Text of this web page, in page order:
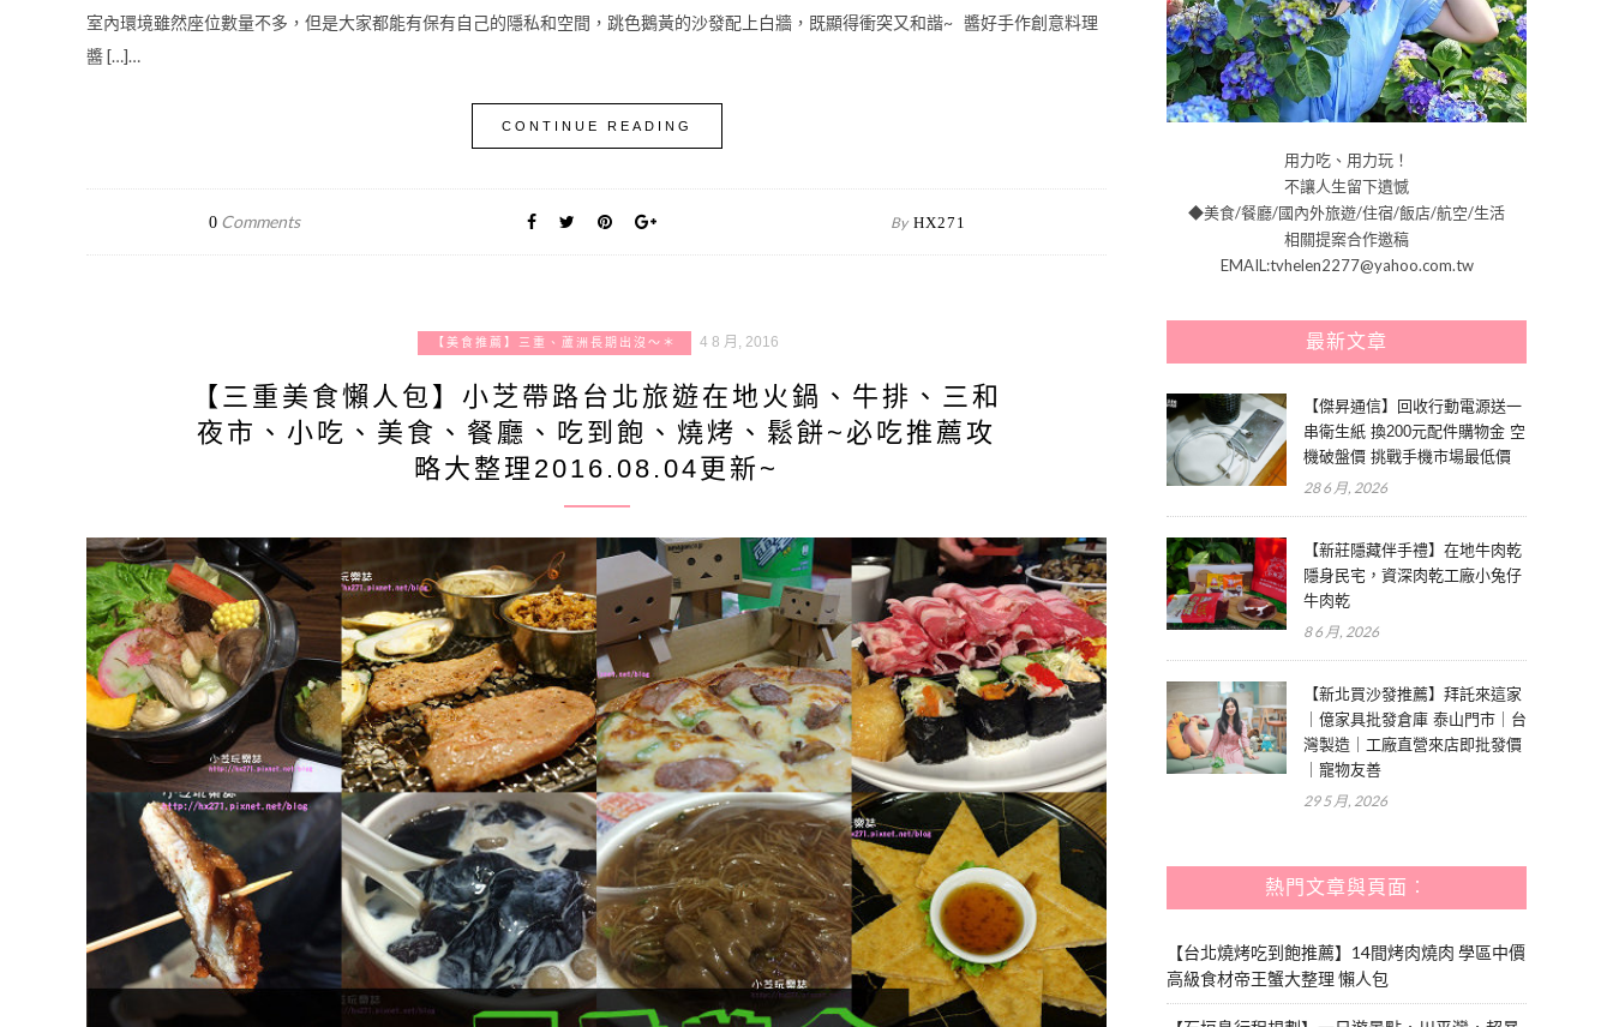
室內環境雖然座位數量不多，但是大家都能有保有自己的隱私和空間，跳色鵝黃的沙發配上白牆，既顯得衝突又和諧~ 醬好手作創意料理
醬 […]…
CONTINUE READING
0 Comments By HX271
【美食推薦】三重、蘆洲長期出沒～＊ 4 8 月, 2016
【三重美食懶人包】小芝帶路台北旅遊在地火鍋、牛排、三和
夜市、小吃、美食、餐廳、吃到飽、燒烤、鬆餅~必吃推薦攻
略大整理2016.08.04更新~
用力吃、用力玩！
不讓人生留下遺憾
◆美食/餐廳/國內外旅遊/住宿/飯店/航空/生活
相關提案合作邀稿
EMAIL:tvhelen2277@yahoo.com.tw
最新文章
【傑昇通信】回收行動電源送一
串衛生紙 換200元配件購物金 空
機破盤價 挑戰手機市場最低價
28 6 月, 2026
【新莊隱藏伴手禮】在地牛肉乾
隱身民宅，資深肉乾工廠小兔仔
牛肉乾
8 6 月, 2026
【新北買沙發推薦】拜託來這家
｜億家具批發倉庫 泰山門市｜台
灣製造｜工廠直營來店即批發價
｜寵物友善
29 5 月, 2026
熱門文章與頁面︰
【台北燒烤吃到飽推薦】14間烤肉燒肉 學區中價
高級食材帝王蟹大整理 懶人包